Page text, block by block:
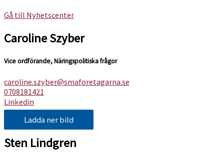
Gå till Nyhetscenter
Caroline Szyber
Vice ordförande, Näringspolitiska frågor
caroline.szyber@smaforetagarna.se
0708181421
Linkedin
Ladda ner bild
Sten Lindgren